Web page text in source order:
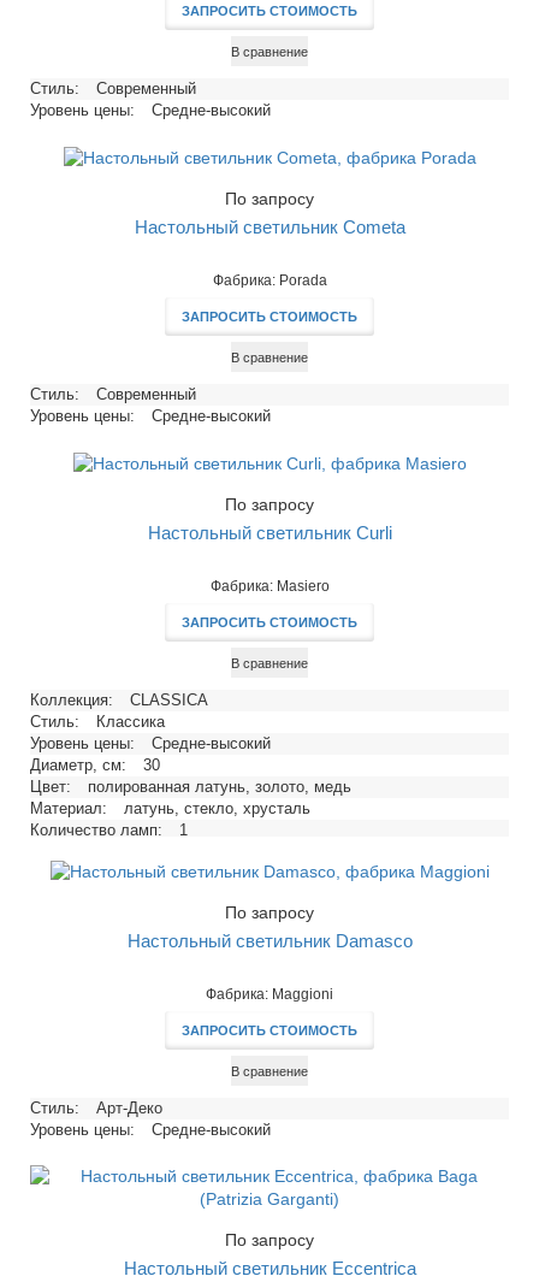
ЗАПРОСИТЬ СТОИМОСТЬ
В сравнение
Стиль:
Современный
Уровень цены:
Средне-высокий
По запросу
Настольный светильник Cometa
Фабрика: Porada
ЗАПРОСИТЬ СТОИМОСТЬ
В сравнение
Стиль:
Современный
Уровень цены:
Средне-высокий
По запросу
Настольный светильник Curli
Фабрика: Masiero
ЗАПРОСИТЬ СТОИМОСТЬ
В сравнение
Коллекция:
CLASSICA
Стиль:
Классика
Уровень цены:
Средне-высокий
Диаметр, см:
30
Цвет:
полированная латунь, золото, медь
Материал:
латунь, стекло, хрусталь
Количество ламп:
1
Напряжение, В:
220
По запросу
Настольный светильник Damasco
Фабрика: Maggioni
ЗАПРОСИТЬ СТОИМОСТЬ
В сравнение
Стиль:
Арт-Деко
Уровень цены:
Средне-высокий
По запросу
Настольный светильник Eccentrica